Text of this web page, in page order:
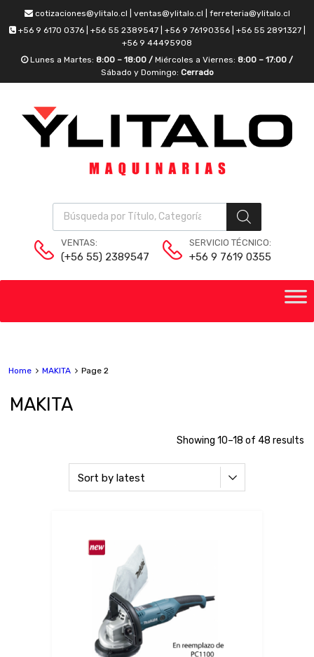
cotizaciones@ylitalo.cl | ventas@ylitalo.cl | ferreteria@ylitalo.cl
+56 9 6170 0376 | +56 55 2389547 | +56 9 76190356 | +56 55 2891327 |
+56 9 44495908
Lunes a Martes: 8:00 – 18:00 / Miércoles a Viernes: 8:00 – 17:00 /
Sábado y Domingo: Cerrado
VENTAS:
(+56 55) 2389547
SERVICIO TÉCNICO:
+56 9 7619 0355
Home MAKITA Page 2
MAKITA
Showing 10–18 of 48 results